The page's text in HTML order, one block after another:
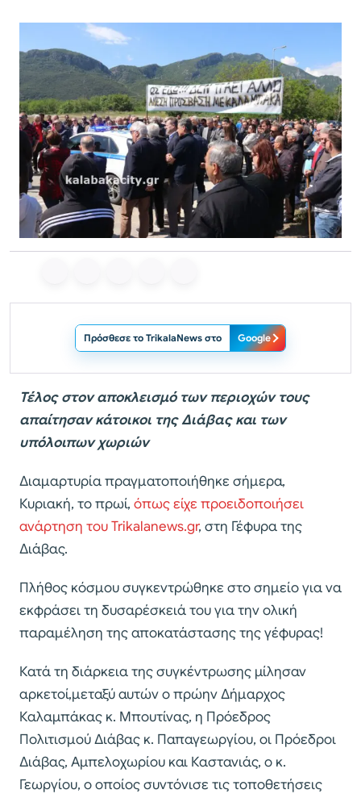
Πρόσθεσε το TrikalaNews στο Google
Τέλος στον αποκλεισμό των περιοχών τους
απαίτησαν κάτοικοι της Διάβας και των
υπόλοιπων χωριών
Διαμαρτυρία πραγματοποιήθηκε σήμερα,
Κυριακή, το πρωί, όπως είχε προειδοποιήσει
ανάρτηση του Trikalanews.gr, στη Γέφυρα της
Διάβας.
Πλήθος κόσμου συγκεντρώθηκε στο σημείο για να
εκφράσει τη δυσαρέσκειά του για την ολική
παραμέληση της αποκατάστασης της γέφυρας!
Κατά τη διάρκεια της συγκέντρωσης μίλησαν
αρκετοί,μεταξύ αυτών ο πρώην Δήμαρχος
Καλαμπάκας κ. Μπουτίνας, η Πρόεδρος
Πολιτισμού Διάβας κ. Παπαγεωργίου, οι Πρόεδροι
Διάβας, Αμπελοχωρίου και Καστανιάς, ο κ.
Γεωργίου, ο οποίος συντόνισε τις τοποθετήσεις